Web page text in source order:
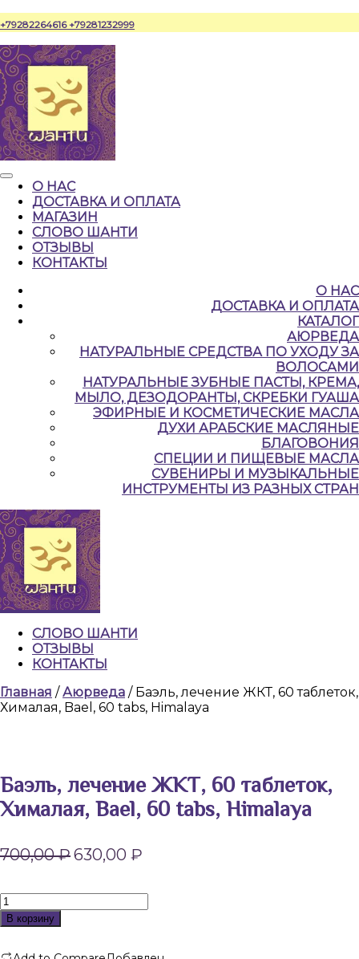
Перейти
к
содержимому
+79282264616+79281232999
Кнопка
ОткрытьО НАС
ДОСТАВКА И ОПЛАТА
МАГАЗИН
СЛОВО ШАНТИ
ОТЗЫВЫ
КОНТАКТЫ
ЗАКРЫТЬ
О НАС
ДОСТАВКА И ОПЛАТА
КАТАЛОГ
АЮРВЕДА
НАТУРАЛЬНЫЕ CРЕДСТВА ПО УХОДУ ЗА
ВОЛОСАМИ
НАТУРАЛЬНЫЕ ЗУБНЫЕ ПАСТЫ, КРЕМА,
МЫЛО, ДЕЗОДОРАНТЫ, СКРЕБКИ ГУАША
ЭФИРНЫЕ И КОСМЕТИЧЕСКИЕ МАСЛА
ДУХИ АРАБСКИЕ МАСЛЯНЫЕ
БЛАГОВОНИЯ
СПЕЦИИ И ПИЩЕВЫЕ МАСЛА
СУВЕНИРЫ И МУЗЫКАЛЬНЫЕ
ИНСТРУМЕНТЫ ИЗ РАЗНЫХ СТРАН
СЛОВО ШАНТИ
ОТЗЫВЫ
КОНТАКТЫ
КНОПКА
ЗАКРЫТЬ
Главная /Аюрведа / Баэль, лечение ЖКТ, 60 таблеток,
Хималая, Bael, 60 tabs, Himalaya
Баэль, лечение ЖКТ, 60 таблеток,
Хималая, Bael, 60 tabs, Himalaya
700,00₽ Первоначальная
цена
700,00 ₽.
630,00 ₽
Количество
товара
Баэль,
В корзину